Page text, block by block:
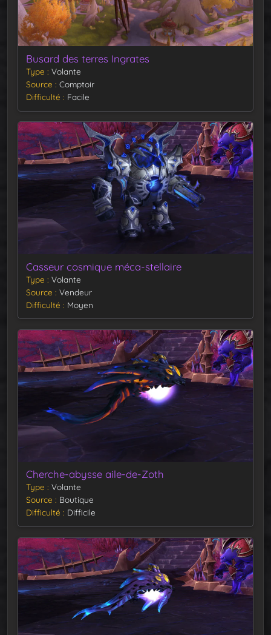
Busard des terres Ingrates
Type
Volante
Source
Comptoir
Difficulté
Facile
Casseur cosmique méca-stellaire
Type
Volante
Source
Vendeur
Difficulté
Moyen
Cherche-abysse aile-de-Zoth
Type
Volante
Source
Boutique
Difficulté
Difficile